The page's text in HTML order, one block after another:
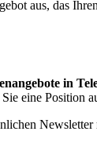
aus, das
in
eine Position